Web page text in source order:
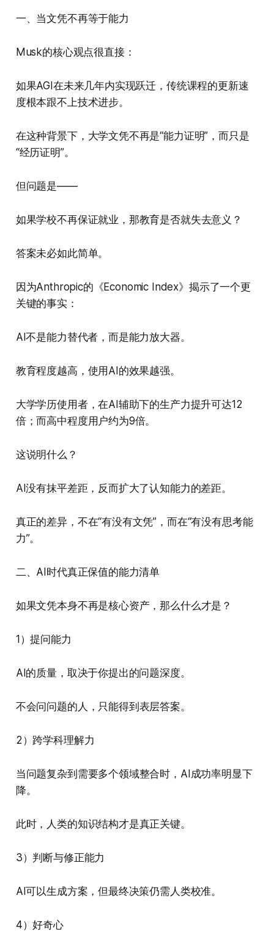
一、当文凭不再等于能力
Musk的核心观点很直接：
如果AGI在未来几年内实现跃迁，传统课程的更新速
度根本跟不上技术进步。
在这种背景下，大学文凭不再是“能力证明”，而只是
“经历证明”。
但问题是——
如果学校不再保证就业，那教育是否就失去意义？
答案未必如此简单。
因为Anthropic的《Economic Index》揭示了一个更
关键的事实：
AI不是能力替代者，而是能力放大器。
教育程度越高，使用AI的效果越强。
大学学历使用者，在AI辅助下的生产力提升可达12
倍；而高中程度用户约为9倍。
这说明什么？
AI没有抹平差距，反而扩大了认知能力的差距。
真正的差异，不在“有没有文凭”，而在“有没有思考能
力”。
二、AI时代真正保值的能力清单
如果文凭本身不再是核心资产，那么什么才是？
1）提问能力
AI的质量，取决于你提出的问题深度。
不会问问题的人，只能得到表层答案。
2）跨学科理解力
当问题复杂到需要多个领域整合时，AI成功率明显下
降。
此时，人类的知识结构才是真正关键。
3）判断与修正能力
AI可以生成方案，但最终决策仍需人类校准。
4）好奇心